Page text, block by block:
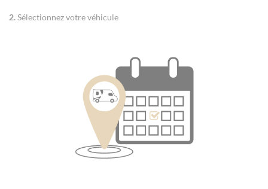
2.Sélectionnez votre véhicule